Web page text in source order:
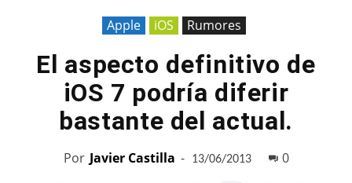
Apple iOS Rumores
El aspecto definitivo de
iOS 7 podría diferir
bastante del actual.
Por Javier Castilla - 13/06/2013 0